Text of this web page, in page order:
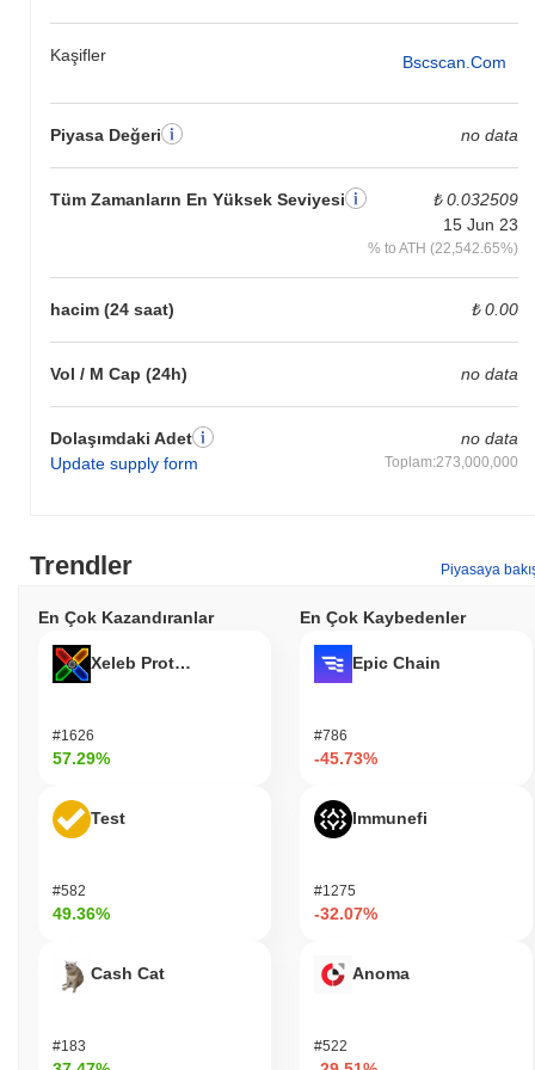
Kaşifler Bscscan.com
Piyasa Değeri no data
Tüm Zamanların En Yüksek Seviyesi
₺ 0.032509
15 Jun 23
% to ATH (22,542.65%)
hacim (24 saat) ₺ 0.00
Vol / M Cap (24h) no data
Dolaşımdaki Adet
Update supply form
no data
Toplam:273,000,000
Trendler Piyasaya
En Çok Kazandıranlar
Xeleb Protocol
#1626
57.29%
Test
#582
49.36%
Cash Cat
#183
En Çok Kaybedenler
Epic Chain
#786
-45.73%
Immunefi
#1275
-32.07%
Anoma
#522